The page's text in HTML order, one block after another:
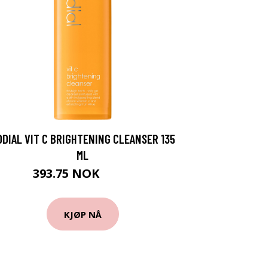
VIT C BRIGHTENING CLEANSER 135
ML
393.75 NOK
KJØP NÅ